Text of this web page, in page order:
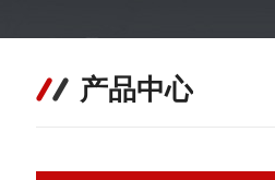
产品中心